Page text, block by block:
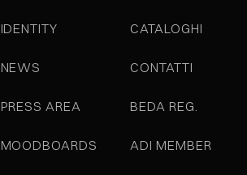
IDENTITY
NEWS
PRESS AREA
MOODBOARDS
CATALOGHI
CONTATTI
BEDA REG.
ADI MEMBER